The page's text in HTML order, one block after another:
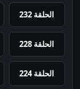
الحلقة 232
الحلقة 228
الحلقة 224